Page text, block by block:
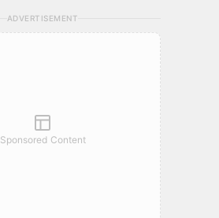
ADVERTISEMENT
Sponsored Content